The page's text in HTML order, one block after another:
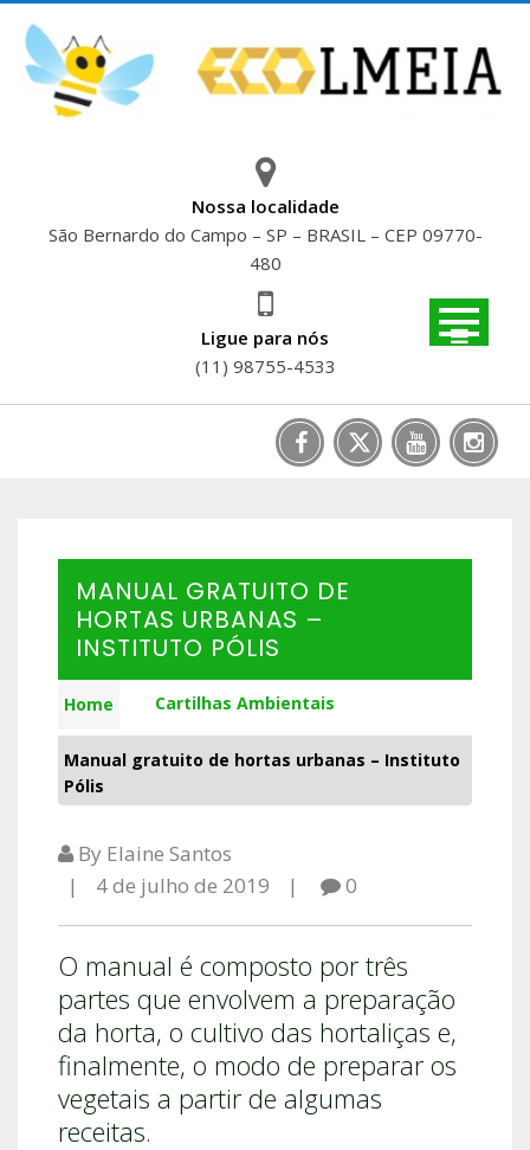
content
Nossa localidade
São Bernardo do Campo – SP – BRASIL – CEP 09770-
480
Ligue para nós
(11) 98755-4533
MANUAL GRATUITO DE
HORTAS URBANAS –
INSTITUTO PÓLIS
Home Cartilhas Ambientais
Manual gratuito de hortas urbanas – Instituto
Pólis
By Elaine Santos
4 de julho de 2019
0
O manual é composto por três
partes que envolvem a preparação
da horta, o cultivo das hortaliças e,
finalmente, o modo de preparar os
vegetais a partir de algumas
receitas.